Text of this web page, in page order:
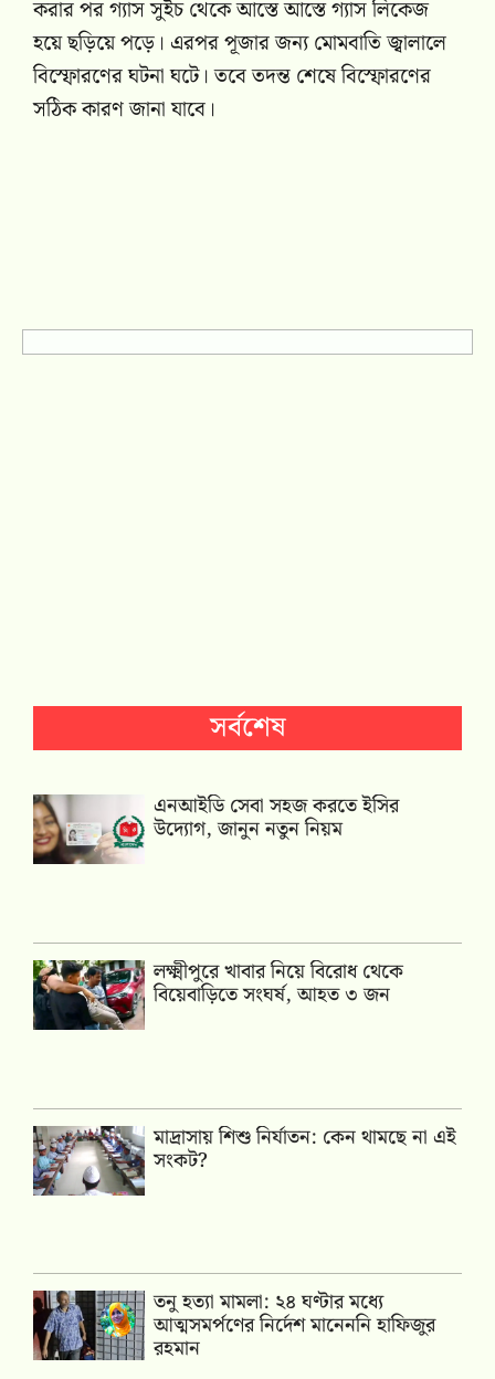
করার পর গ্যাস সুইচ থেকে আস্তে আস্তে গ্যাস লিকেজ
হয়ে ছড়িয়ে পড়ে। এরপর পূজার জন্য মোমবাতি জ্বালালে
বিস্ফোরণের ঘটনা ঘটে। তবে তদন্ত শেষে বিস্ফোরণের
সঠিক কারণ জানা যাবে।
সর্বশেষ
এনআইডি সেবা সহজ করতে ইসির
উদ্যোগ, জানুন নতুন নিয়ম
লক্ষ্মীপুরে খাবার নিয়ে বিরোধ থেকে
বিয়েবাড়িতে সংঘর্ষ, আহত ৩ জন
মাদ্রাসায় শিশু নির্যাতন: কেন থামছে না এই
সংকট?
তনু হত্যা মামলা: ২৪ ঘণ্টার মধ্যে
আত্মসমর্পণের নির্দেশ মানেননি হাফিজুর
রহমান